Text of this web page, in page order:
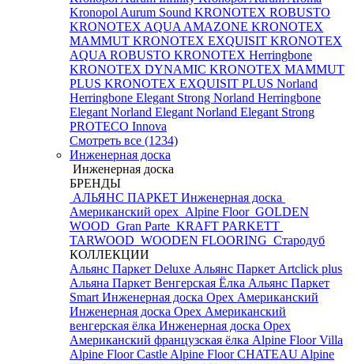
Kronopol Aurum Sound KRONOTEX ROBUSTO
KRONOTEX AQUA AMAZONE KRONOTEX
MAMMUT KRONOTEX EXQUISIT KRONOTEX
AQUA ROBUSTO KRONOTEX Herringbone
KRONOTEX DYNAMIC KRONOTEX MAMMUT
PLUS KRONOTEX EXQUISIT PLUS Norland
Herringbone Elegant Strong Norland Herringbone
Elegant Norland Elegant Norland Elegant Strong
PROTECO Innova
Смотреть все (1234)
Инженерная доска
Инженерная доска
БРЕНДЫ
АЛЬЯНС ПАРКЕТ Инженерная доска
Американский орех Alpine Floor GOLDEN
WOOD Gran Parte KRAFT PARKETT
TARWOOD WOODEN FLOORING Стародуб
КОЛЛЕКЦИИ
Альянс Паркет Deluxe Альянс Паркет Artclick plus
Альяна Паркет Венгерская Ёлка Альянс Паркет
Smart Инженерная доска Орех Американский
Инженерная доска Орех Американский
венгерская ёлка Инженерная доска Орех
Американский французская ёлка Alpine Floor Villa
Alpine Floor Castle Alpine Floor CHATEAU Alpine